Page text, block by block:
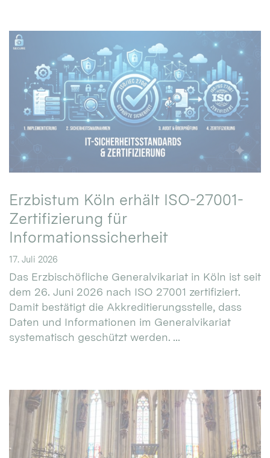
Erzbistum Köln erhält ISO-27001-
Zertifizierung für
Informationssicherheit
17. Juli 2026
Das Erzbischöfliche Generalvikariat in Köln ist seit
dem 26. Juni 2026 nach ISO 27001 zertifiziert.
Damit bestätigt die Akkreditierungsstelle, dass
Daten und Informationen im Generalvikariat
systematisch geschützt werden. ...